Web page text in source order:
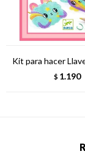
Kit para hacer
$ 1.190